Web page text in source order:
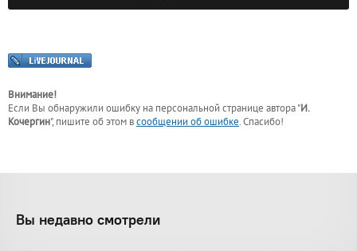
Внимание!
Если Вы обнаружили ошибку на персональной странице автора "И.
Кочергин", пишите об этом всообщении об ошибке. Спасибо!
Вы недавно смотрели